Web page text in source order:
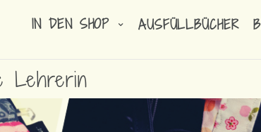
IN DEN SHOP AUSFÜLLBÜCHER
Lehrerin